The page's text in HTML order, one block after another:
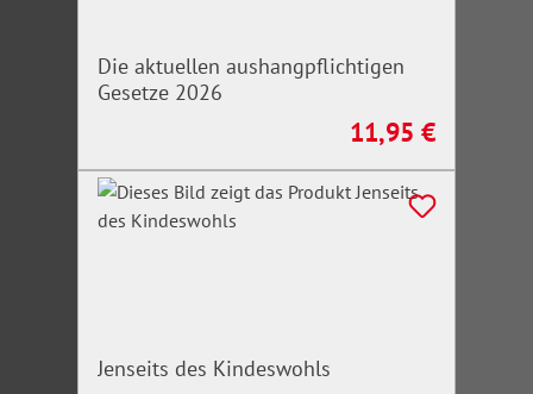
Die aktuellen aushangpflichtigen
Gesetze 2026
Regulärer Preis:
11,95 €
Jenseits des Kindeswohls